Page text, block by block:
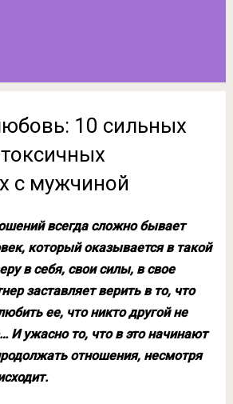
10 сильных
с мужчиной
всегда сложно бывает
который оказывается в такой
в себя, свои силы, в свое
заставляет верить в то, что
ее, что никто другой не
И ужасно то, что в это начинают
отношения, несмотря